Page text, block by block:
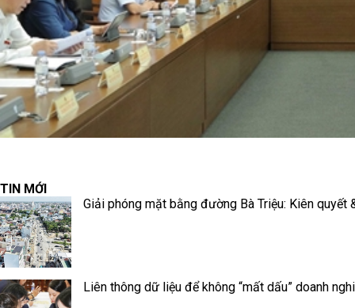
TIN MỚI
Giải phóng mặt bằng đường Bà Triệu: Kiên quyết
Liên thông dữ liệu để không “mất dấu” doanh